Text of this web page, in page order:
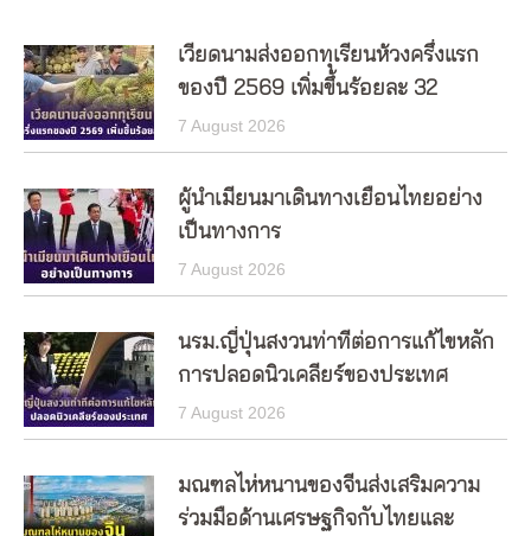
เวียดนามส่งออกทุเรียนห้วงครึ่งแรก
ของปี 2569 เพิ่มขึ้นร้อยละ 32
7 August 2026
ผู้นำเมียนมาเดินทางเยือนไทยอย่าง
เป็นทางการ
7 August 2026
นรม.ญี่ปุ่นสงวนท่าทีต่อการแก้ไขหลัก
การปลอดนิวเคลียร์ของประเทศ
7 August 2026
มณฑลไห่หนานของจีนส่งเสริมความ
ร่วมมือด้านเศรษฐกิจกับไทยและ